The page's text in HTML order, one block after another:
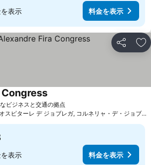
表示 料金を表示
シェア お
ビジネスと交通の拠点料金を表示
料金を表示
オスピターレ デ ジョブレガ, コルネリャ・デ・ジョブレ
表示 料金を表示